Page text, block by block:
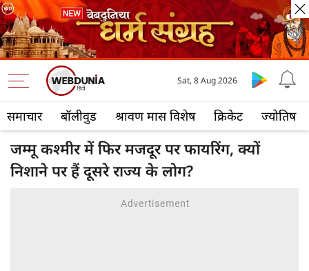
समाचार बॉलीवुड श्रावण मास विशेष क्रिकेट ज्योतिष
Sat, 8 Aug 2026
जम्मू कश्मीर में फिर मजदूर पर फायरिंग, क्यों
निशाने पर हैं दूसरे राज्य के लोग?